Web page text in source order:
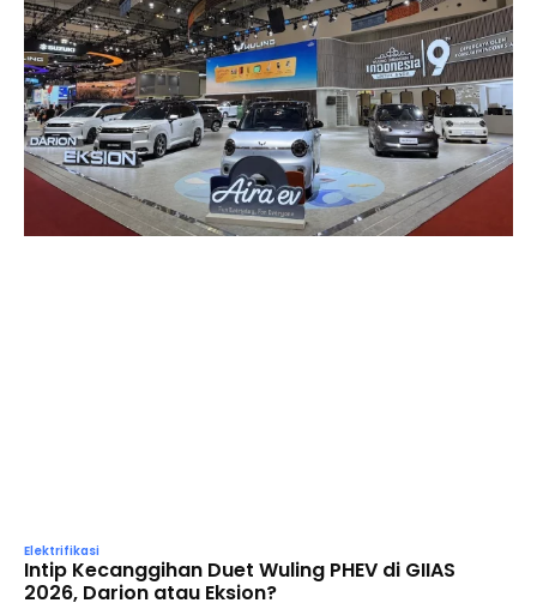
Elektrifikasi
Intip Kecanggihan Duet Wuling PHEV di GIIAS
2026, Darion atau Eksion?